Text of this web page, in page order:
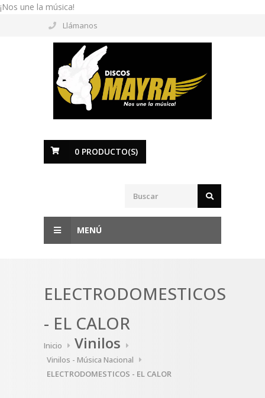
¡Nos une la música!
Llámanos
0 PRODUCTO(S)
MENÚ
ELECTRODOMESTICOS
- EL CALOR
Inicio Vinilos
Vinilos - Música Nacional
ELECTRODOMESTICOS - EL CALOR